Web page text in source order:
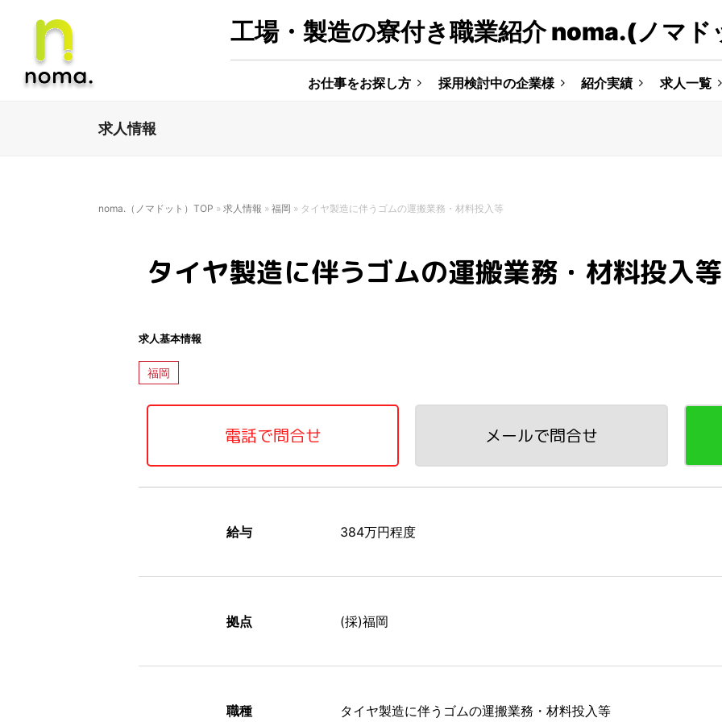
工場・製造の寮付き職業紹介 noma.(ノマド
お仕事をお探し方 採用検討中の企業様 紹介実績 求人一覧
求人情報
noma.（ノマドット）TOP » 求人情報 » 福岡 » タイヤ製造に伴うゴムの運搬業務・材料投入等
タイヤ製造に伴うゴムの運搬業務・材料投入等
求人基本情報
福岡
電話で問合せ メールで問合せ
給与 384万円程度
拠点 (採)福岡
職種 タイヤ製造に伴うゴムの運搬業務・材料投入等